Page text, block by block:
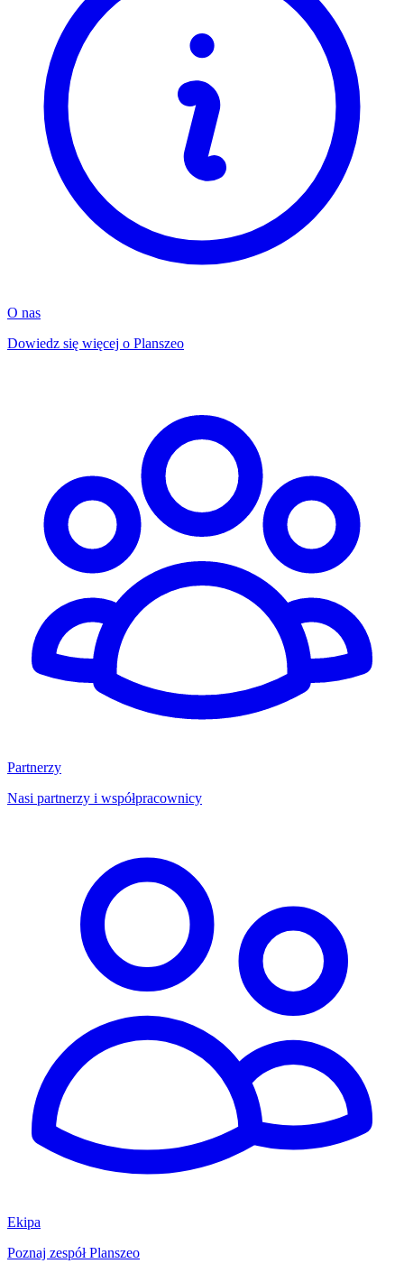
O nas
Dowiedz się więcej o Planszeo
Partnerzy
Nasi partnerzy i współpracownicy
Ekipa
Poznaj zespół Planszeo